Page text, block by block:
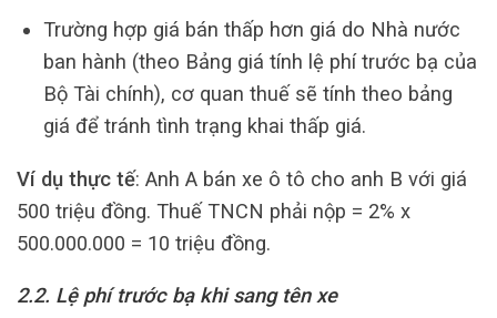
Trường hợp giá bán thấp hơn giá do Nhà nước
ban hành (theo Bảng giá tính lệ phí trước bạ của
Bộ Tài chính), cơ quan thuế sẽ tính theo bảng
giá để tránh tình trạng khai thấp giá.
Ví dụ thực tế: Anh A bán xe ô tô cho anh B với giá
500 triệu đồng. Thuế TNCN phải nộp = 2% x
500.000.000 = 10 triệu đồng.
2.2. Lệ phí trước bạ khi sang tên xe